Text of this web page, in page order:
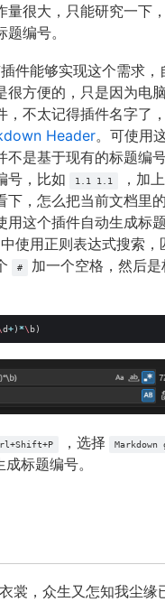
量很大，只能研究一下
编号。
件能够实现这个需求
很方便的，只是因为电
，不太记得插件名字了
Header。可使用
不是基于现有的标题编
号，比如
1.1 1.1
，加
下，怎么把当前文档里
用这个插件自动生成标
中使用正则表达式搜索，
#
加一个空格，然后
d+)*\ b)
，选择
成标题编号。
裳，众生又怎知我尘缘